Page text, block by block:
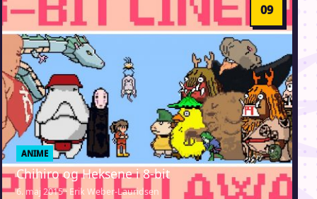
ANIME
Chihiro og Heksene i 8-bit
6. maj 2015 · Erik Weber-Lauridsen